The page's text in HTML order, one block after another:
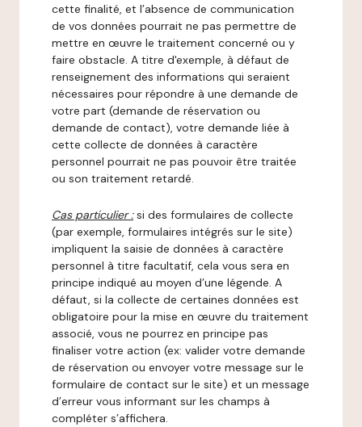
cette finalité, et l’absence de communication
de vos données pourrait ne pas permettre de
mettre en œuvre le traitement concerné ou y
faire obstacle. A titre d'exemple, à défaut de
renseignement des informations qui seraient
nécessaires pour répondre à une demande de
votre part (demande de réservation ou
demande de contact), votre demande liée à
cette collecte de données à caractère
personnel pourrait ne pas pouvoir être traitée
ou son traitement retardé.
Cas particulier : si des formulaires de collecte
(par exemple, formulaires intégrés sur le site)
impliquent la saisie de données à caractère
personnel à titre facultatif, cela vous sera en
principe indiqué au moyen d’une légende. A
défaut, si la collecte de certaines données est
obligatoire pour la mise en œuvre du traitement
associé, vous ne pourrez en principe pas
finaliser votre action (ex: valider votre demande
de réservation ou envoyer votre message sur le
formulaire de contact sur le site) et un message
d’erreur vous informant sur les champs à
compléter s’affichera.